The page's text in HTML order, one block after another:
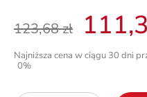
123,68 zł
Najniższa cena w ciągu 30 dni
0%